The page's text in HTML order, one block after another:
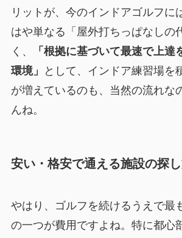
リットが、今のインドアゴルフに
はや単なる「屋外打ちっぱなしの
く、
「根拠に基づいて最速で上達
環境」
として、インドア練習場を
が増えているのも、当然の流れな
んね。
安い・格安で通える施設の探
やはり、ゴルフを続けるうえで最
の一つが費用ですよね。特に都心